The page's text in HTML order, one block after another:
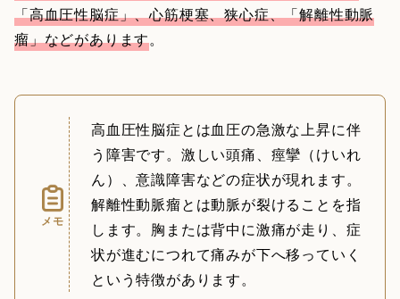
「高血圧性脳症」、心筋梗塞、狭心症、「解離性動脈
瘤」などがあります。
メモ
高血圧性脳症とは血圧の急激な上昇に伴
う障害です。激しい頭痛、痙攣（けいれ
ん）、意識障害などの症状が現れます。
解離性動脈瘤とは動脈が裂けることを指
します。胸または背中に激痛が走り、症
状が進むにつれて痛みが下へ移っていく
という特徴があります。